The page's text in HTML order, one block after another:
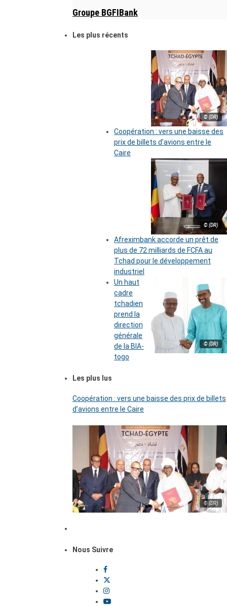
Groupe BGFIBank
Les plus récents
© (DR)
Coopération : vers une baisse des
prix de billets d’avions entre le
Caire
© (DR)
Afreximbank accorde un prêt de
plus de 72 milliards de FCFA au
Tchad pour le développement
industriel
© (DR)
Un haut
cadre
tchadien
prend la
direction
générale
de la BIA-
togo
Les plus lus
Coopération : vers une baisse des prix de billets
d’avions entre le Caire
© (DR)
Nous Suivre